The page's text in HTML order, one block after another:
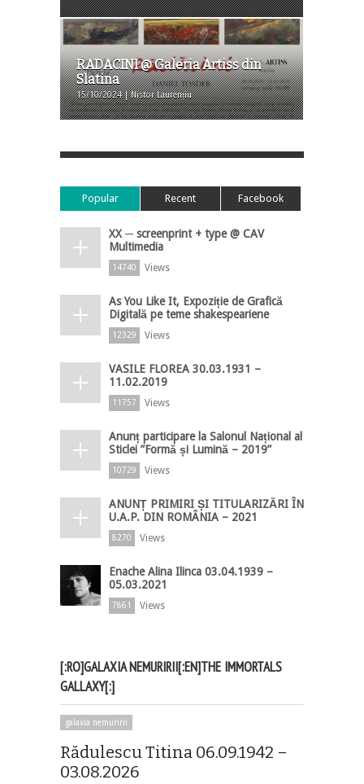
RADACINI @ Galeria Artiss din
Slatina
15/10/2024 | Nistor Laurențiu
Popular Recent Facebook
XX ─ screenprint + type @ CAV
Multimedia
14740 Views
As You Like It, Expoziție de Grafică
Digitală pe teme shakespeariene
12329 Views
VASILE FLOREA 30.03.1931 –
11.02.2019
11757 Views
Anunț participare la Salonul Național al
Sticlei ”Formă și Lumină – 2019”
10729 Views
ANUNȚ PRIMIRI ȘI TITULARIZĂRI ÎN
U.A.P. DIN ROMÂNIA – 2021
8270 Views
Enache Alina Ilinca 03.04.1939 –
05.03.2021
7861 Views
[:RO]GALAXIA NEMURIRII[:EN]THE IMMORTALS
GALLAXY[:]
galaxia nemuririi
Rădulescu Titina 06.09.1942 –
03.08.2026